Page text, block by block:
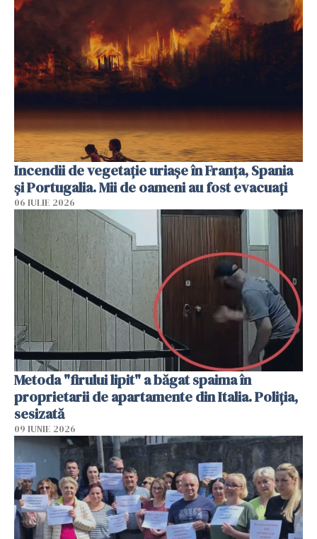
Incendii de vegetație uriașe în Franța, Spania
și Portugalia. Mii de oameni au fost evacuați
06 IULIE 2026
Metoda "firului lipit" a băgat spaima în
proprietarii de apartamente din Italia. Poliția,
sesizată
09 IUNIE 2026